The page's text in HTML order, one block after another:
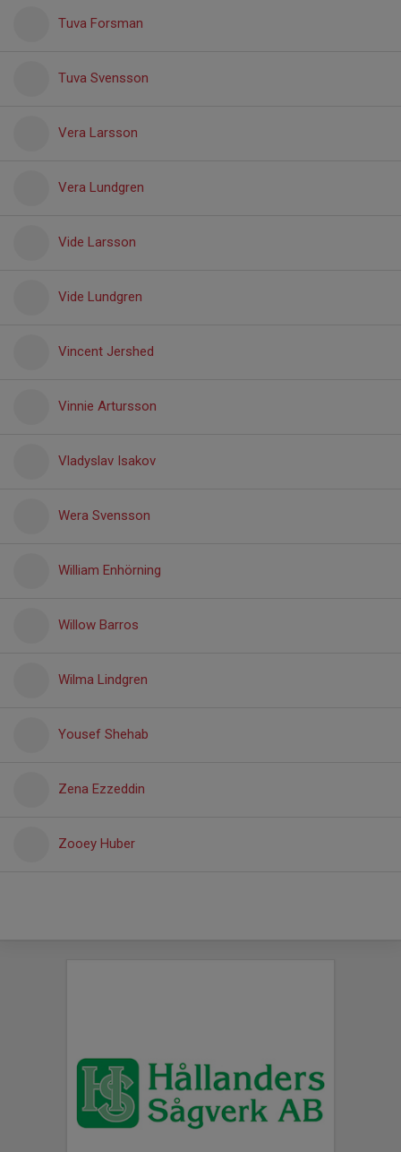
Tuva Forsman
Tuva Svensson
Vera Larsson
Vera Lundgren
Vide Larsson
Vide Lundgren
Vincent Jershed
Vinnie Artursson
Vladyslav Isakov
Wera Svensson
William Enhörning
Willow Barros
Wilma Lindgren
Yousef Shehab
Zena Ezzeddin
Zooey Huber